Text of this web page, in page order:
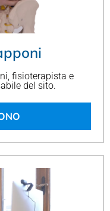
fisioterapista e
del sito.